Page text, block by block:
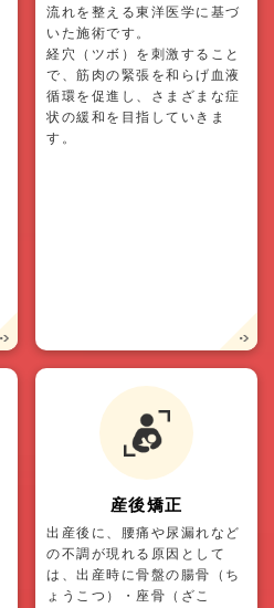
流れを整える東洋医学に基づ
いた施術です。
経穴（ツボ）を刺激すること
で、筋肉の緊張を和らげ血液
循環を促進し、さまざまな症
状の緩和を目指していきま
す。
産後矯正
出産後に、腰痛や尿漏れなど
の不調が現れる原因として
は、出産時に骨盤の腸骨（ち
ょうこつ）・座骨（ざこ